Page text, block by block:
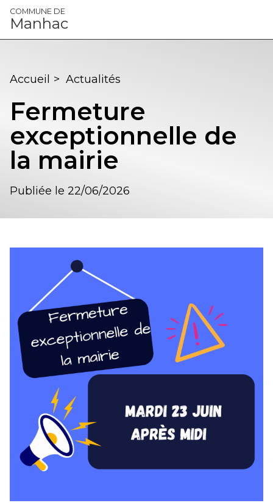
Panneau de gestion des cookies
COMMUNE DE
Manhac
Accueil > Actualités
Fermeture
exceptionnelle de
la mairie
Publiée le 22/06/2026